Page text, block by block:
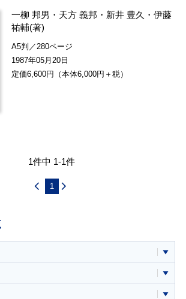
一柳 邦男 ・ 天方 義邦 ・ 新井 豊久 ・伊藤
祐輔(著)
A5判／280ページ
1987年05月20日
定価6,600円（本体6,000円＋税）
1件中 1-1件
1